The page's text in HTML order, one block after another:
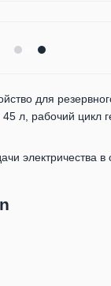
для
л, рабочий цикл
электричества в